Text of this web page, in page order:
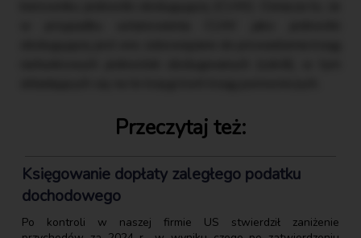
Przeczytaj też:
Księgowanie dopłaty zaległego podatku
dochodowego
Po kontroli w naszej firmie US stwierdził zaniżenie